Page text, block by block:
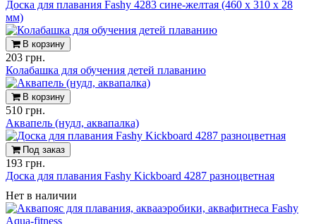
Доска для плавания Fashy 4283 синe-желтая (460 х 310 х 28
мм)
В корзину
203 грн.
Колабашка для обучения детей плаванию
В корзину
510 грн.
Аквапель (нудл, аквапалка)
Под заказ
193 грн.
Доска для плавания Fashy Kickboard 4287 разноцветная
Нет в наличии